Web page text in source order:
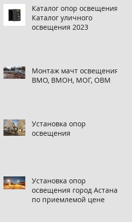
Каталог опор освещения,
Каталог уличного
освещения 2023
Монтаж мачт освещения
ВМО, ВМОН, МОГ, ОВМ
Установка опор
освещения
Установка опор
освещения город Астана
по приемлемой цене